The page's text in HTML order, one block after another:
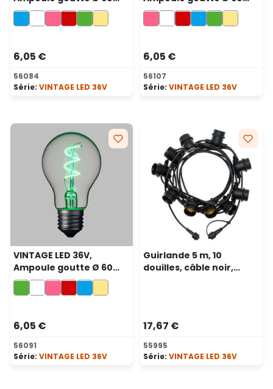
mm en verre, 36 volt, led
en spirale, bleu
6,05 €
56084
Série: VINTAGE LED 36V
mm en verre, 36 volt, led
en spirale, rose
6,05 €
56107
Série: VINTAGE LED 36V
VINTAGE LED 36V,
Ampoule goutte Ø 60
mm en verre, 36 volt, led
en spirale, vert
6,05 €
56091
Série: VINTAGE LED 36V
Guirlande 5 m, 10
douilles, câble noir,
17,67 €
55995
Série: VINTAGE LED 36V